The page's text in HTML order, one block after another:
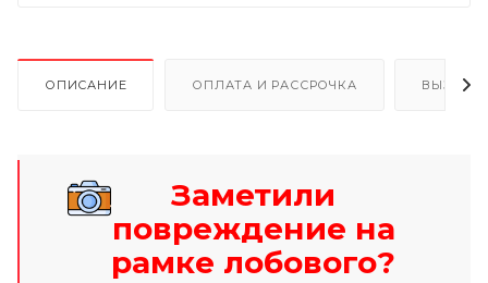
ОПИСАНИЕ ОПЛАТА И РАССРОЧКА ВЫЗОВ
Заметили
повреждение на
рамке лобового?